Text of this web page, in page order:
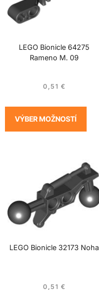
LEGO Bionicle 64275
Rameno M. 09
0,51 €
VÝBER MOŽNOSTÍ
LEGO Bionicle 32173 Noha
0,51 €